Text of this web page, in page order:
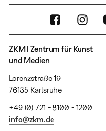
ZKM | Zentrum für Kunst
und Medien
Lorenzstraße 19
76135 Karlsruhe
+49 (0) 721 - 8100 - 1200
info@zkm.de